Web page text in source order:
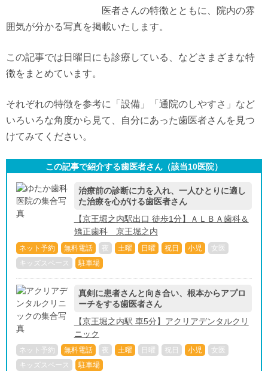
医者さんの特徴とともに、院内の雰
囲気が分かる写真を掲載いたします。
この記事では日曜日にも診療している、などさまざまな特
徴をまとめています。
それぞれの特徴を参考に「設備」「通院のしやすさ」など
いろいろな角度から見て、自分にあった歯医者さんを見つ
けてみてください。
この記事で紹介する歯医者さん（該当10医院）
治療前の診断に力を入れ、一人ひとりに適し
た治療を心がける歯医者さん
【京王堀之内駅出口 徒歩1分】ＡＬＢＡ歯科＆
矯正歯科 京王堀之内
ネット予約 無料電話 夜 土曜 日曜 祝日 小児
女医
キッズスペース
駐車場
真剣に患者さんと向き合い、根本からアプロ
ーチをする歯医者さん
【京王堀之内駅 車5分】アクリアデンタルクリ
ニック
ネット予約 無料電話 夜 土曜 日曜 祝日 小児
女医
キッズスペース
駐車場